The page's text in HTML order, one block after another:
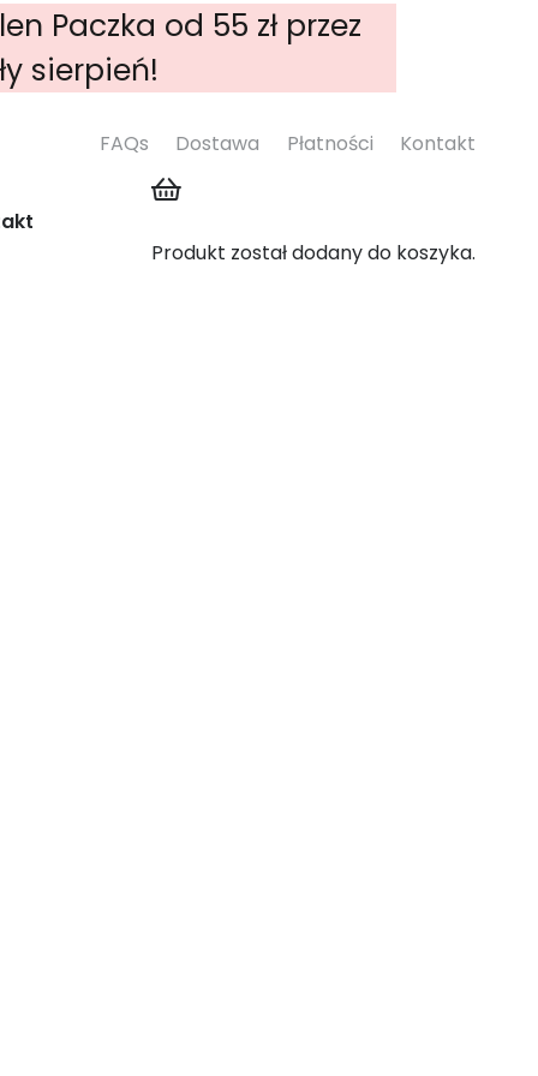
Paczka od 55 zł przez
sierpień!
FAQs Dostawa Płatności Kontakt
Produkt został dodany do koszyka.